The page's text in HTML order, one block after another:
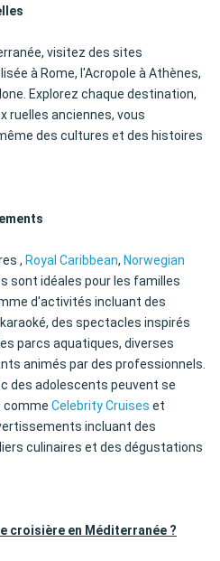
visitez des sites
à Rome, l'Acropole à Athènes,
Explorez chaque destination,
ruelles anciennes, vous
des cultures et des histoires
, Royal Caribbean, Norwegian
sont idéales pour les familles
d'activités incluant des
des spectacles inspirés
parcs aquatiques, diverses
animés par des professionnels.
des adolescents peuvent se
comme Celebrity Cruises et
incluant des
culinaires et des dégustations
croisière en Méditerranée ?